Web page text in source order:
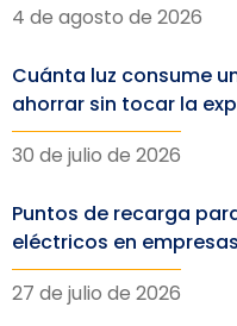
4 de agosto de 2026
Cuánta luz consume
ahorrar sin tocar la
30 de julio de 2026
Puntos de recarga
eléctricos en
27 de julio de 2026